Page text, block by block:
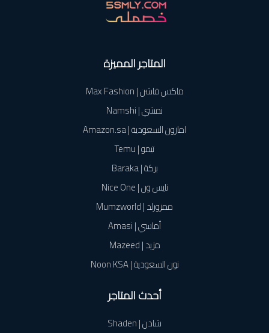
المتاجر المميزة
ماكس فاشن | Max Fashion
نمشي | Namshi
امازون السعودية | Amazon.sa
تيمو | Temu
بركة | Baraka
نايس ون | Nice One
ممزورلد | Mumzworld
أماسي | Amasi
مزيد | Mazeed
نون السعودية | Noon KSA
أحدث المتاجر
شادن | Shaden